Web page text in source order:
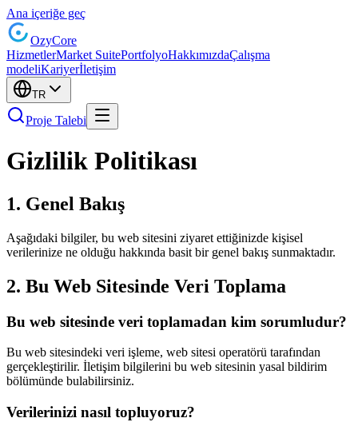
Ana içeriğe geç
OzyCore
HizmetlerMarket SuitePortfolyoHakkımızdaÇalışma
modeliKariyerİletişim
TR
Proje Talebi
Gizlilik Politikası
1. Genel Bakış
Aşağıdaki bilgiler, bu web sitesini ziyaret ettiğinizde kişisel
verilerinize ne olduğu hakkında basit bir genel bakış sunmaktadır.
2. Bu Web Sitesinde Veri Toplama
Bu web sitesinde veri toplamadan kim sorumludur?
Bu web sitesindeki veri işleme, web sitesi operatörü tarafından
gerçekleştirilir. İletişim bilgilerini bu web sitesinin yasal bildirim
bölümünde bulabilirsiniz.
Verilerinizi nasıl topluyoruz?